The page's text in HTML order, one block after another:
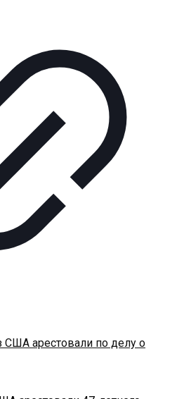
США арестовали по делу о